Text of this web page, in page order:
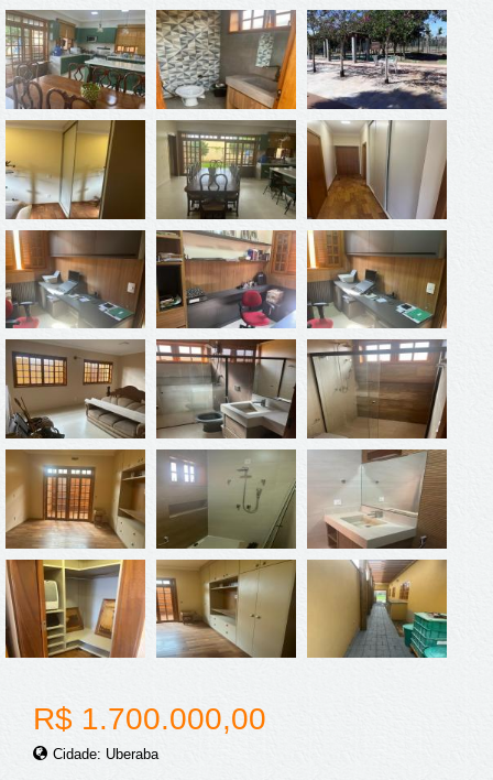
R$ 1.700.000,00
Cidade: Uberaba